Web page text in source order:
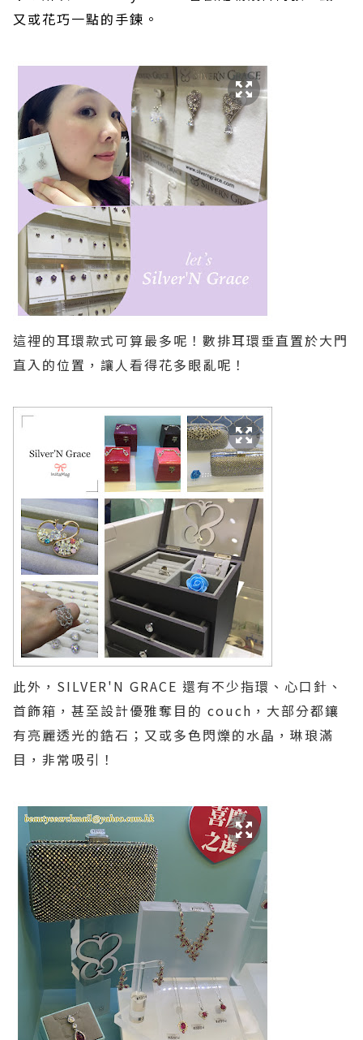
又或花巧一點的手鍊。
這裡的耳環款式可算最多呢！數排耳環垂直置於大門
直入的位置，讓人看得花多眼亂呢！
此外， SILVER'N GRACE 還有不少指環、心口針、
首飾箱，甚至設計優雅奪目的 couch ，大部分都鑲
有亮麗透光的鋯石；又或多色閃爍的水晶，琳琅滿
目，非常吸引！